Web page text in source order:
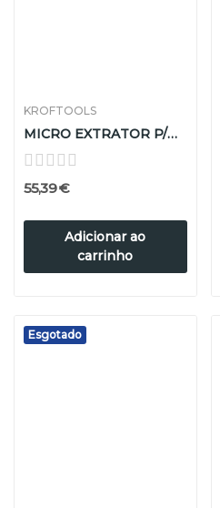
KROFTOOLS
MICRO EXTRATOR P/ROLAMENTOS
55,39 €
Adicionar ao
carrinho
Esgotado